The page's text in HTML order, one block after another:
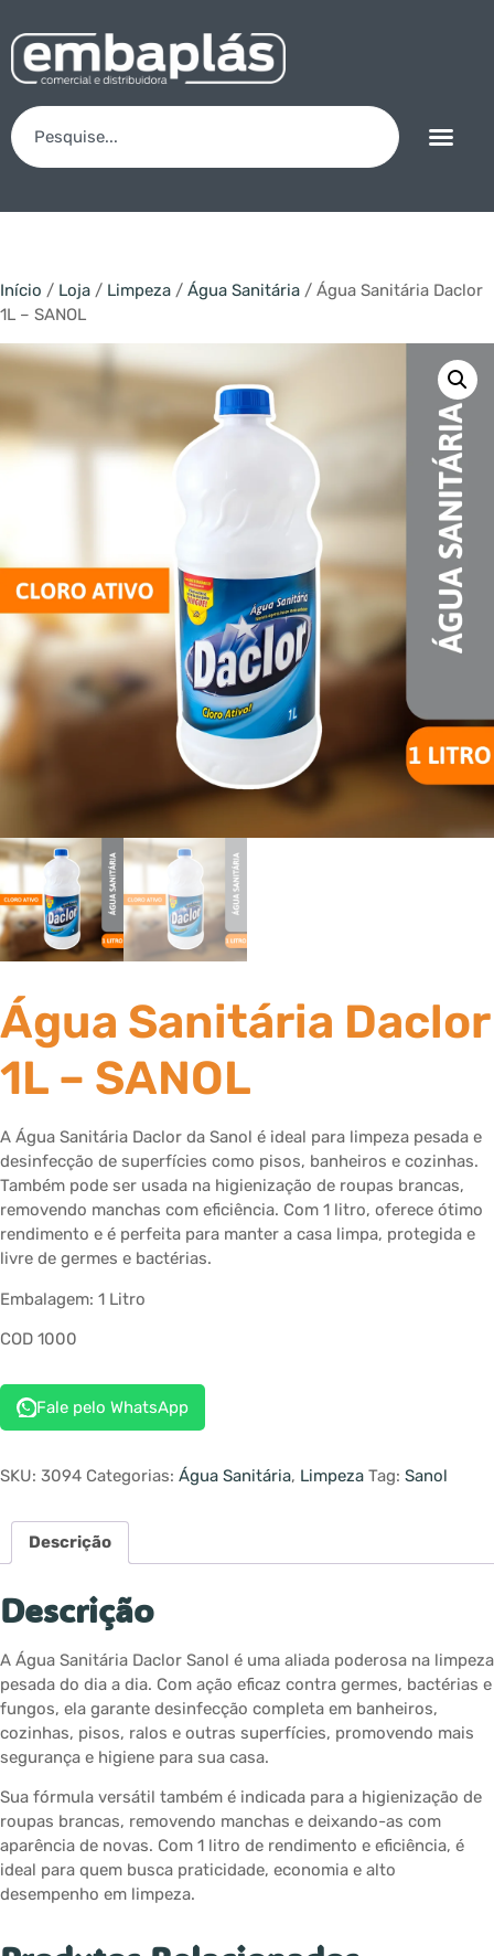
Início / Loja / Limpeza / Água Sanitária / Água Sanitária Daclor
1L – SANOL
Água Sanitária Daclor
1L – SANOL
A Água Sanitária Daclor da Sanol é ideal para limpeza pesada e
desinfecção de superfícies como pisos, banheiros e cozinhas.
Também pode ser usada na higienização de roupas brancas,
removendo manchas com eficiência. Com 1 litro, oferece ótimo
rendimento e é perfeita para manter a casa limpa, protegida e
livre de germes e bactérias.
Embalagem: 1 Litro
COD 1000
Fale pelo WhatsApp
SKU: 3094 Categorias: Água Sanitária, Limpeza Tag: Sanol
Descrição
Descrição
A Água Sanitária Daclor Sanol é uma aliada poderosa na limpeza
pesada do dia a dia. Com ação eficaz contra germes, bactérias e
fungos, ela garante desinfecção completa em banheiros,
cozinhas, pisos, ralos e outras superfícies, promovendo mais
segurança e higiene para sua casa.
Sua fórmula versátil também é indicada para a higienização de
roupas brancas, removendo manchas e deixando-as com
aparência de novas. Com 1 litro de rendimento e eficiência, é
ideal para quem busca praticidade, economia e alto
desempenho em limpeza.